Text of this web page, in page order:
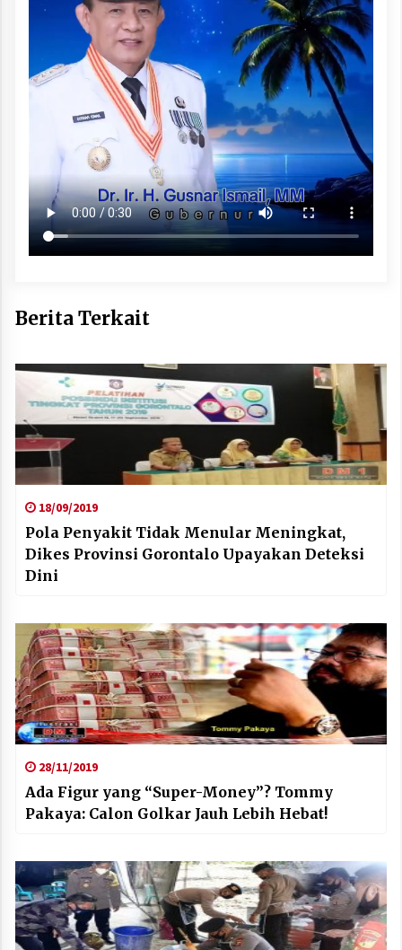
Berita Terkait
18/09/2019
Pola Penyakit Tidak Menular Meningkat,
Dikes Provinsi Gorontalo Upayakan Deteksi
Dini
28/11/2019
Ada Figur yang “Super-Money”? Tommy
Pakaya: Calon Golkar Jauh Lebih Hebat!